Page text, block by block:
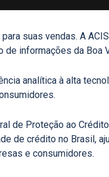
suas vendas. A
de informações da Boa
analítica à alta
de Proteção ao
de crédito no Brasil,
e consumidores.